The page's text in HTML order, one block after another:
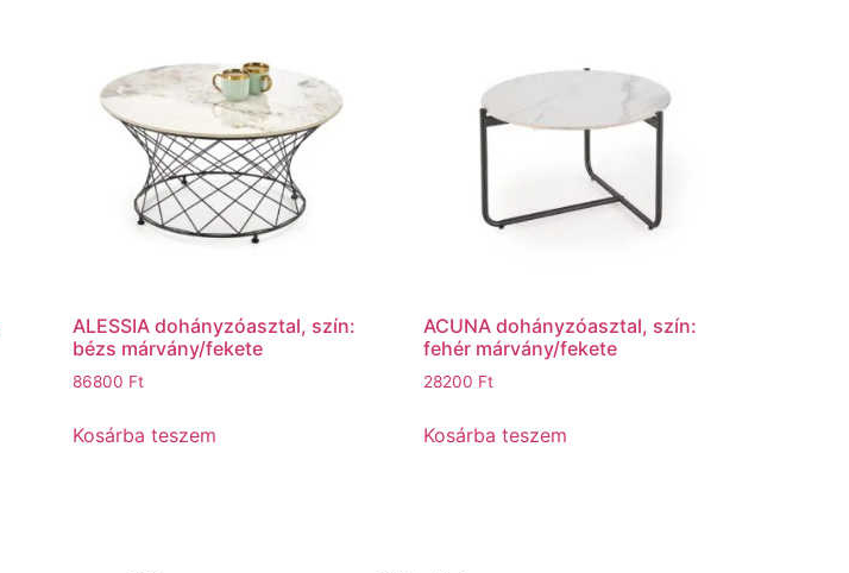
ALESSIA dohányzóasztal, szín:
bézs márvány/fekete
86800 Ft
Kosárba teszem
ACUNA dohányzóasztal, szín:
fehér márvány/fekete
28200 Ft
Kosárba teszem